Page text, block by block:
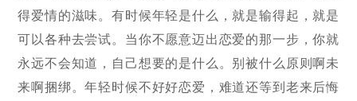
得爱情的滋味。有时候年轻是什么，就是输得起，就是
可以各种去尝试。当你不愿意迈出恋爱的那一步，你就
永远不会知道，自己想要的是什么。别被什么原则啊未
来啊捆绑。年轻时候不好好恋爱，难道还等到老来后悔